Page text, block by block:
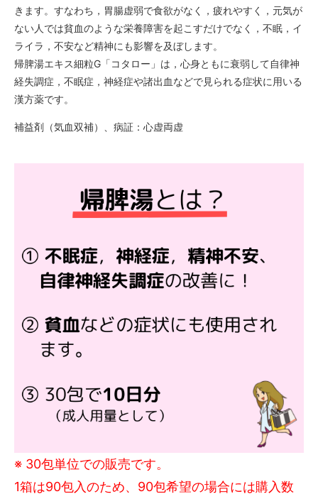
きます。すなわち，胃腸虚弱で食欲がなく，疲れやすく，元気が
ない人では貧血のような栄養障害を起こすだけでなく，不眠，イ
ライラ，不安など精神にも影響を及ぼします。
帰脾湯エキス細粒G「コタロー」は，心身ともに衰弱して自律神
経失調症，不眠症，神経症や諸出血などで見られる症状に用いる
漢方薬です。
補益剤（気血双補）、病証：心虚両虚
※ 30包単位での販売です。
1箱は90包入のため、90包希望の場合には購入数